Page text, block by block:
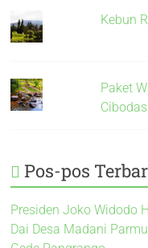
Kebun
Paket
Cibodas
Pos-pos
Presiden Joko Widodo
Dai Desa Madani